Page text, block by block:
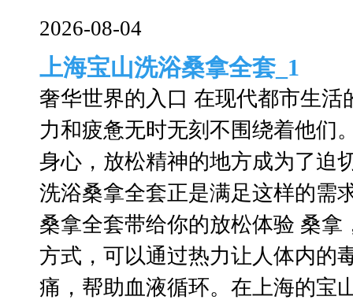
2026-08-04
上海宝山洗浴桑拿全套_1
奢华世界的入口 在现代都市生活
力和疲惫无时无刻不围绕着他们
身心，放松精神的地方成为了迫
洗浴桑拿全套正是满足这样的需
桑拿全套带给你的放松体验 桑拿
方式，可以通过热力让人体内的
痛，帮助血液循环。在上海的宝